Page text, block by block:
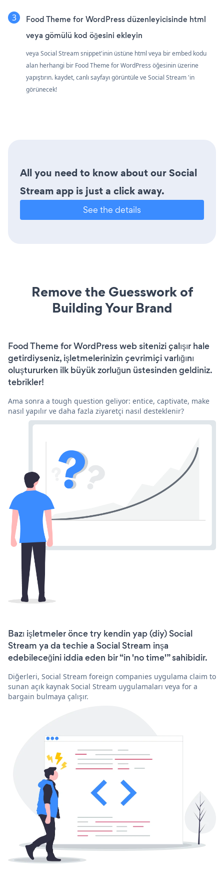
Food Theme for WordPress düzenleyicisinde html
veya gömülü kod öğesini ekleyin
veya Social Stream snippet'inin üstüne html veya bir embed kodu
alan herhangi bir Food Theme for WordPress öğesinin üzerine
yapıştırın. kaydet, canlı sayfayı görüntüle ve Social Stream 'in
görünecek!
All you need to know about our Social
Stream app is just a click away.
See the details
Remove the Guesswork of
Building Your Brand
Food Theme for WordPress web sitenizi çalışır hale
getirdiyseniz, işletmelerinizin çevrimiçi varlığını
oluştururken ilk büyük zorluğun üstesinden geldiniz.
tebrikler!
Ama sonra a tough question geliyor: entice, captivate, make
nasıl yapılır ve daha fazla ziyaretçi nasıl desteklenir?
Bazı işletmeler önce try kendin yap (diy) Social
Stream ya da techie a Social Stream inşa
edebileceğini iddia eden bir “in 'no time'” sahibidir.
Diğerleri, Social Stream foreign companies uygulama claim to
sunan açık kaynak Social Stream uygulamaları veya for a
bargain bulmaya çalışır.